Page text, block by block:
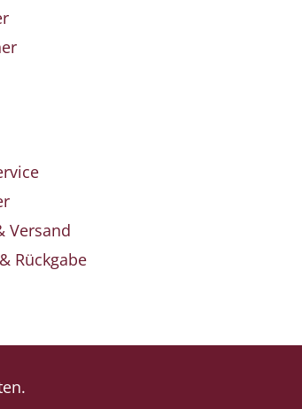
Versand
Rückgabe